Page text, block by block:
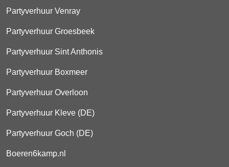
Partyverhuur Venray
Partyverhuur Groesbeek
Partyverhuur Sint Anthonis
Partyverhuur Boxmeer
Partyverhuur Overloon
Partyverhuur Kleve (DE)
Partyverhuur Goch (DE)
Boeren6kamp.nl